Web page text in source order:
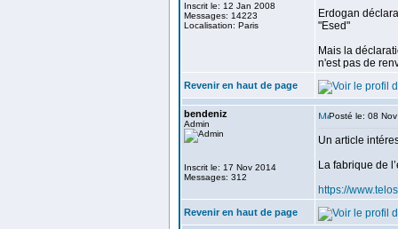
Inscrit le: 12 Jan 2008
Messages: 14223
Localisation: Paris
Erdogan
"Esed"
Mais la
n'est pas de
Revenir en haut de page
bendeniz
Admin
Inscrit le: 17 Nov 2014
Messages: 312
Posté le: 08
Un article
La fabrique de
https://
Revenir en haut de page